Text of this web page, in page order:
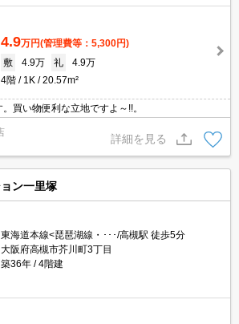
4.9万円(管理費等：5,300円)
敷
4.9万 礼
4.9万
4階
1K 20.57m²
買い物便利な立地ですよ～!!。
詳細を見る
ン一里塚
東海道本線<琵琶湖線・･･･/高槻駅 徒歩5分
大阪府高槻市芥川町3丁目
築36年
4階建